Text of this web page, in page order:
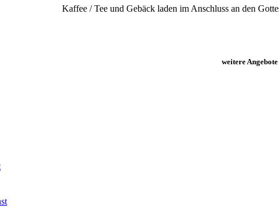
Kaffee / Tee und Gebäck laden im Anschluss an den
weitere Angebote